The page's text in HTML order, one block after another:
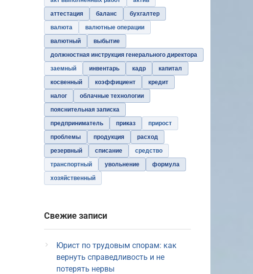
аттестация
баланс
бухгалтер
валюта
валютные операции
валютный
выбытие
должностная инструкция генерального директора
заемный
инвентарь кадр
капитал
косвенный
коэффициент
кредит
налог
облачные технологии
пояснительная записка
предприниматель
приказ
прирост
проблемы
продукция
расход
резервный
списание
средство
транспортный
увольнение
формула
хозяйственный
Свежие записи
Юрист по трудовым спорам: как
вернуть справедливость и не
потерять нервы